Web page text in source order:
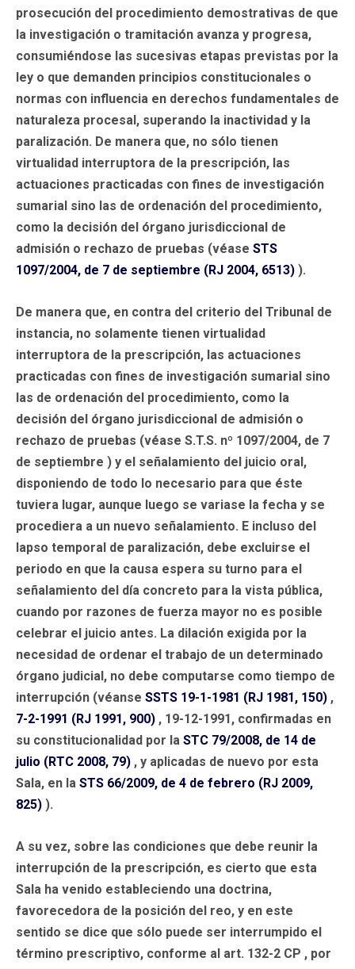
prosecución del procedimiento demostrativas de que
la investigación o tramitación avanza y progresa,
consumiéndose las sucesivas etapas previstas por la
ley o que demanden principios constitucionales o
normas con influencia en derechos fundamentales de
naturaleza procesal, superando la inactividad y la
paralización. De manera que, no sólo tienen
virtualidad interruptora de la prescripción, las
actuaciones practicadas con fines de investigación
sumarial sino las de ordenación del procedimiento,
como la decisión del órgano jurisdiccional de
admisión o rechazo de pruebas (véase STS
1097/2004, de 7 de septiembre (RJ 2004, 6513) ).
De manera que, en contra del criterio del Tribunal de
instancia, no solamente tienen virtualidad
interruptora de la prescripción, las actuaciones
practicadas con fines de investigación sumarial sino
las de ordenación del procedimiento, como la
decisión del órgano jurisdiccional de admisión o
rechazo de pruebas (véase S.T.S. nº 1097/2004, de 7
de septiembre ) y el señalamiento del juicio oral,
disponiendo de todo lo necesario para que éste
tuviera lugar, aunque luego se variase la fecha y se
procediera a un nuevo señalamiento. E incluso del
lapso temporal de paralización, debe excluirse el
periodo en que la causa espera su turno para el
señalamiento del día concreto para la vista pública,
cuando por razones de fuerza mayor no es posible
celebrar el juicio antes. La dilación exigida por la
necesidad de ordenar el trabajo de un determinado
órgano judicial, no debe computarse como tiempo de
interrupción (véanse SSTS 19-1-1981 (RJ 1981, 150) ,
7-2-1991 (RJ 1991, 900) , 19-12-1991, confirmadas en
su constitucionalidad por la STC 79/2008, de 14 de
julio (RTC 2008, 79) , y aplicadas de nuevo por esta
Sala, en la STS 66/2009, de 4 de febrero (RJ 2009,
825) ).
A su vez, sobre las condiciones que debe reunir la
interrupción de la prescripción, es cierto que esta
Sala ha venido estableciendo una doctrina,
favorecedora de la posición del reo, y en este
sentido se dice que sólo puede ser interrumpido el
término prescriptivo, conforme al art. 132-2 CP , por